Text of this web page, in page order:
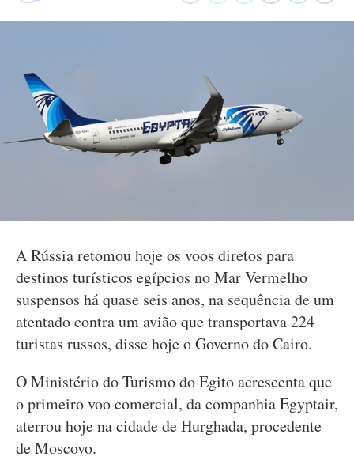
A Rússia retomou hoje os voos diretos para
destinos turísticos egípcios no Mar Vermelho
suspensos há quase seis anos, na sequência de um
atentado contra um avião que transportava 224
turistas russos, disse hoje o Governo do Cairo.
O Ministério do Turismo do Egito acrescenta que
o primeiro voo comercial, da companhia Egyptair,
aterrou hoje na cidade de Hurghada, procedente
de Moscovo.